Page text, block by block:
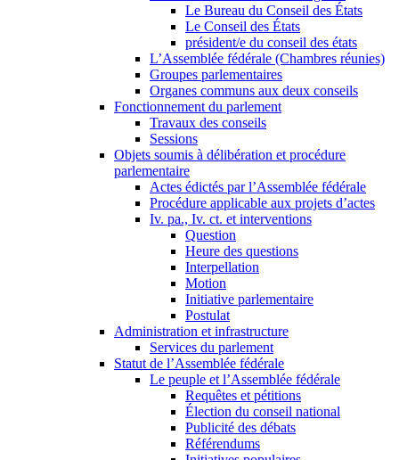
Le Bureau du Conseil des États
Le Conseil des États
président/e du conseil des états
L’Assemblée fédérale (Chambres réunies)
Groupes parlementaires
Organes communs aux deux conseils
Fonctionnement du parlement
Travaux des conseils
Sessions
Objets soumis à délibération et procédure
parlementaire
Actes édictés par l’Assemblée fédérale
Procédure applicable aux projets d’actes
Iv. pa., Iv. ct. et interventions
Question
Heure des questions
Interpellation
Motion
Initiative parlementaire
Postulat
Administration et infrastructure
Services du parlement
Statut de l’Assemblée fédérale
Le peuple et l’Assemblée fédérale
Requêtes et pétitions
Élection du conseil national
Publicité des débats
Référendums